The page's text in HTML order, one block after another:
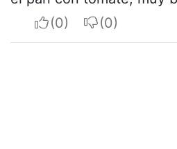
I apreciateI do not